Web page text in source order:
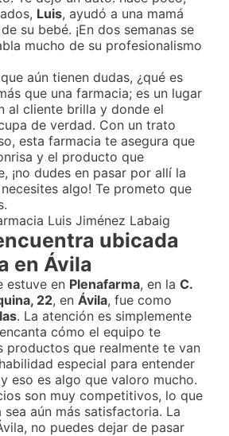
Luis, ayudó a una mamá
su bebé. ¡En dos semanas se
mucho de su profesionalismo
aún tienen dudas, ¿qué es
que una farmacia; es un lugar
al cliente brilla y donde el
de verdad. Con un trato
esta farmacia te asegura que
y el producto que
¡no dudes en pasar por allí la
algo! Te prometo que
ubicada
en Ávila
estuve en Plenafarma, en la C.
22, en Ávila, fue como
. La atención es simplemente
cómo el equipo te
productos que realmente te van
especial para entender
eso es algo que valoro mucho.
son muy competitivos, lo que
aún más satisfactoria. La
no puedes dejar de pasar